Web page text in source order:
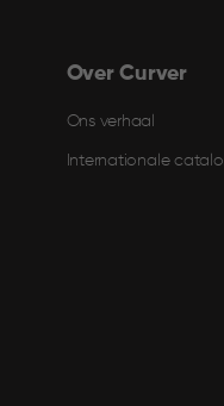
Over Curver
Ons verhaal
Internationale